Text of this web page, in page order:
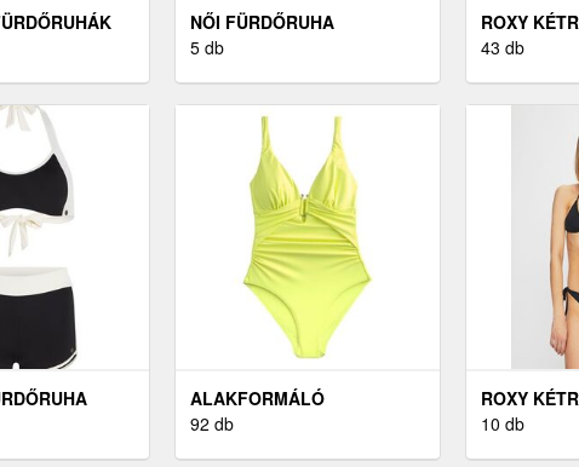
NŐI FÜRDŐRUHA
DOLCE&GABBANA
5 db
ROXY
FÜRDŐRUHA
43 db
ALAKFORMÁLÓ
FÜRDŐRUHÁK
92 db
ROXY
10 db